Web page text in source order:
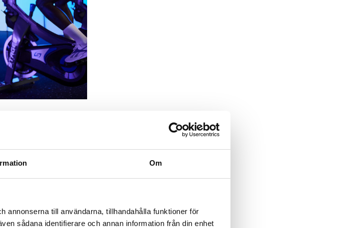
Om
annonserna till användarna, tillhandahålla funktioner för
sådana identifierare och annan information från din enhet
ledarskap gör